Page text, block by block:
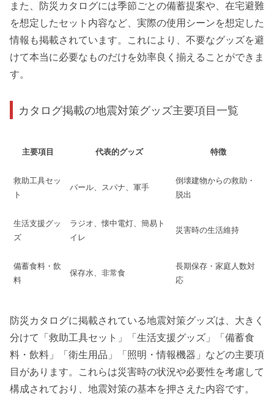
また、防災カタログには季節ごとの備蓄提案や、在宅避難
を想定したセット内容など、実際の使用シーンを想定した
情報も掲載されています。これにより、不要なグッズを避
けて本当に必要なものだけを効率良く揃えることができま
す。
カタログ掲載の地震対策グッズ主要項目一覧
主要項目 代表的グッズ 特徴
救助工具セッ
ト
バール、スパナ、軍手
倒壊建物からの救助・
脱出
生活支援グッ
ズ
ラジオ、懐中電灯、簡易ト
イレ
災害時の生活維持
備蓄食料・飲
料
保存水、非常食
長期保存・家庭人数対
応
防災カタログに掲載されている地震対策グッズは、大きく
分けて「救助工具セット」「生活支援グッズ」「備蓄食
料・飲料」「衛生用品」「照明・情報機器」などの主要項
目があります。これらは災害時の状況や必要性を考慮して
構成されており、地震対策の基本を押さえた内容です。